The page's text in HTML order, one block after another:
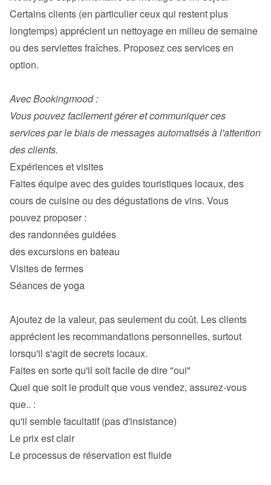
Certains clients (en particulier ceux qui restent plus
longtemps) apprécient un nettoyage en milieu de semaine
ou des serviettes fraîches. Proposez ces services en
option.
Avec Bookingmood :
Vous pouvez facilement gérer et communiquer ces
services par le biais de messages automatisés à l'attention
Faites équipe avec des guides touristiques locaux, des
cours de cuisine ou des dégustations de vins. Vous
des randonnées guidées
des excursions en bateau
Visites de fermes
Séances de yoga
Ajoutez de la valeur, pas seulement du coût. Les clients
apprécient les recommandations personnelles, surtout
Quel que soit le produit que vous vendez, assurez-vous
qu'il semble facultatif (pas d'insistance)
Le prix est clair
Le processus de réservation est fluide